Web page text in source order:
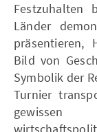
Festzuhalten
Länder
präsentieren,
Bild von
Symbolik der
Turnier
gewissen